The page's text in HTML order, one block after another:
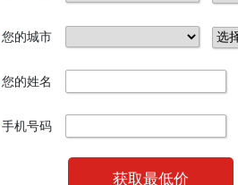
您的城市
您的姓名
手机号码
获取最低价